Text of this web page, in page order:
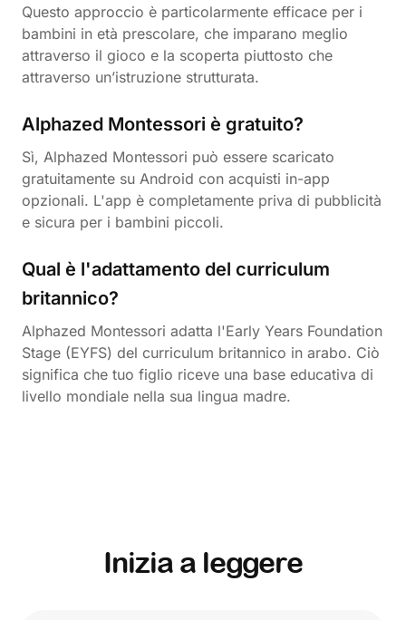
Questo approccio è particolarmente efficace per i
bambini in età prescolare, che imparano meglio
attraverso il gioco e la scoperta piuttosto che
attraverso un’istruzione strutturata.
Alphazed Montessori è gratuito?
Sì, Alphazed Montessori può essere scaricato
gratuitamente su Android con acquisti in-app
opzionali. L'app è completamente priva di pubblicità
e sicura per i bambini piccoli.
Qual è l'adattamento del curriculum
britannico?
Alphazed Montessori adatta l'Early Years Foundation
Stage (EYFS) del curriculum britannico in arabo. Ciò
significa che tuo figlio riceve una base educativa di
livello mondiale nella sua lingua madre.
Inizia a leggere